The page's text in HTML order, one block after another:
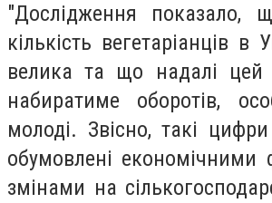
"Дослідження показало,
кількість вегетаріанців в
велика та що надалі цей
набиратиме оборотів,
молоді. Звісно, такі
обумовлені економічними
змінами на